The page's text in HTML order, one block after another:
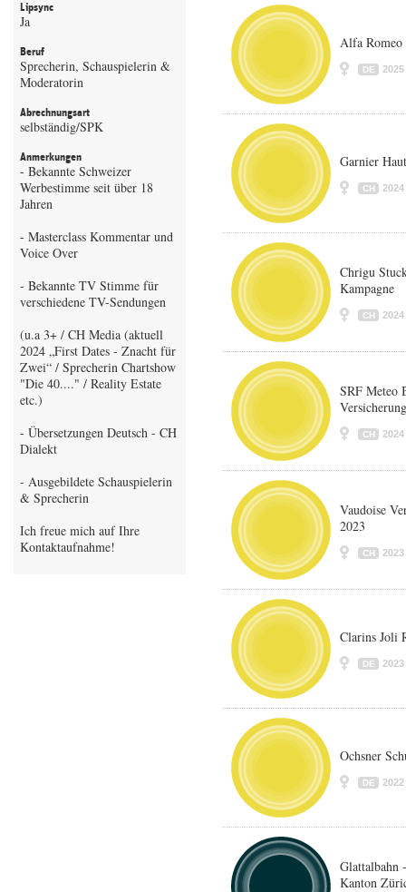
Lipsync
Ja
Beruf
Sprecherin, Schauspielerin &
Moderatorin
Abrechnungsart
selbständig/SPK
Anmerkungen
- Bekannte Schweizer
Werbestimme seit über 18
Jahren
- Masterclass Kommentar und
Voice Over
- Bekannte TV Stimme für
verschiedene TV-Sendungen
(u.a 3+ / CH Media (aktuell
2024 „First Dates - Znacht für
Zwei“ / Sprecherin Chartshow
"Die 40...." / Reality Estate
etc.)
- Übersetzungen Deutsch - CH
Dialekt
- Ausgebildete Schauspielerin
& Sprecherin
Ich freue mich auf Ihre
Kontaktaufnahme!
Alfa Romeo
DE 2025
Garnier
CH 2024
Chrigu
Kampagne
CH 2024
SRF Meteo
CH 2024
Vaudoise
2023
CH 2023
Clarins Joli
DE 2023
Ochsner
DE 2022
Glattalbahn
Kanton